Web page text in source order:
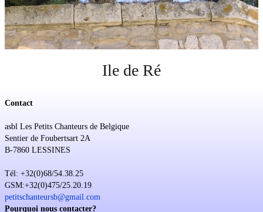
Events
Ile de Ré
Contact
asbl Les Petits Chanteurs de Belgique
Sentier de Foubertsart 2A
B-7860 LESSINES
Tél: +32(0)68/54.38.25
GSM:+32(0)475/25.20.19
petitschanteursb@gmail.com
Pourquoi nous contacter?